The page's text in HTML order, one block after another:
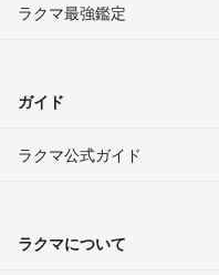
ラクマ最強鑑定
ガイド
ラクマ公式ガイド
ラクマについて